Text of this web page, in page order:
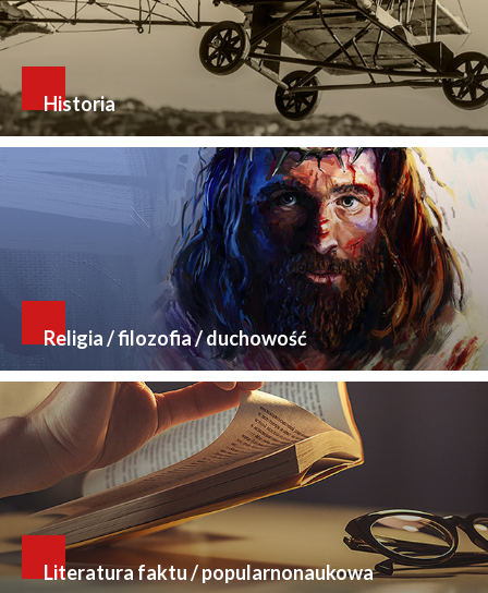
Historia
Religia / filozofia / duchowość
Literatura faktu / popularnonaukowa